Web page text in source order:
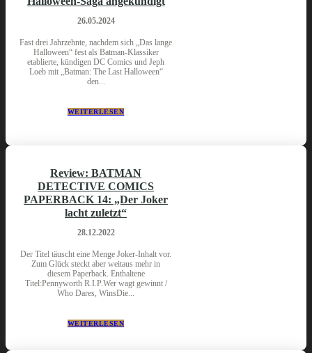
26.05.2024
Fast drei Jahrzehnte, nachdem sich „Das lange
Halloween“ fest als Batman-Klassiker
etablierte, kündigen DC Comics und Jeph
Loeb mit „Batman: The Last Halloween“
den...
WEITERLESEN
Review: BATMAN
DETECTIVE COMICS
PAPERBACK 14: „Der Joker
lacht zuletzt“
28.12.2022
Der Titel täuscht eine Menge Joker-Inhalt vor.
Zum Glück steckt aber weitaus mehr in
diesem Paperback. Enthaltene
Titel:Pennyworth R.I.P.Wer wagt gewinnt /
Who Dares, WinsDie...
WEITERLESEN